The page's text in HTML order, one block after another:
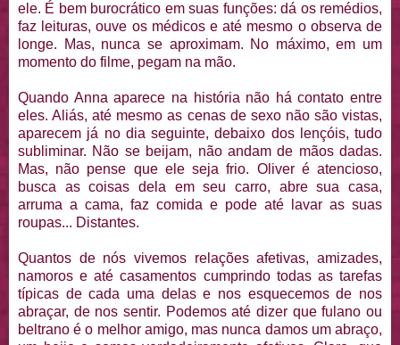
ele. É bem burocrático em suas funções: dá os remédios,
faz leituras, ouve os médicos e até mesmo o observa de
longe. Mas, nunca se aproximam. No máximo, em um
momento do filme, pegam na mão.
Quando Anna aparece na história não há contato entre
eles. Aliás, até mesmo as cenas de sexo não são vistas,
aparecem já no dia seguinte, debaixo dos lençóis, tudo
subliminar. Não se beijam, não andam de mãos dadas.
Mas, não pense que ele seja frio. Oliver é atencioso,
busca as coisas dela em seu carro, abre sua casa,
arruma a cama, faz comida e pode até lavar as suas
roupas... Distantes.
Quantos de nós vivemos relações afetivas, amizades,
namoros e até casamentos cumprindo todas as tarefas
típicas de cada uma delas e nos esquecemos de nos
abraçar, de nos sentir. Podemos até dizer que fulano ou
beltrano é o melhor amigo, mas nunca damos um abraço,